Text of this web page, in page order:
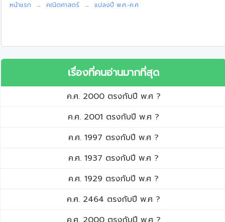
หน้าแรก คณิตศาสตร์ แปลงปี พ.ศ.-ค.ศ
เรื่องที่คนอ่านมากที่สุด
ค.ศ. 2000 ตรงกับปี พ.ศ ?
ค.ศ. 2001 ตรงกับปี พ.ศ ?
ค.ศ. 1997 ตรงกับปี พ.ศ ?
ค.ศ. 1937 ตรงกับปี พ.ศ ?
ค.ศ. 1929 ตรงกับปี พ.ศ ?
ค.ศ. 2464 ตรงกับปี พ.ศ ?